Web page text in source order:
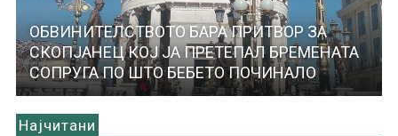
ОБВИНИТЕЛСТВОТО БАРА ПРИТВОР ЗА
СКОПЈАНЕЦ КОЈ ЈА ПРЕТЕПАЛ БРЕМЕНАТА
СОПРУГА ПО ШТО БЕБЕТО ПОЧИНАЛО
Најчитани